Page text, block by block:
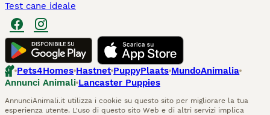
Test cane ideale
Pets4Homes Hastnet PuppyPlaats MundoAnimalia
Annunci Animali Lancaster Puppies
AnnunciAnimali.it utilizza i cookie su questo sito per migliorare la tua
esperienza utente. L'uso di questo sito Web e di altri servizi implica